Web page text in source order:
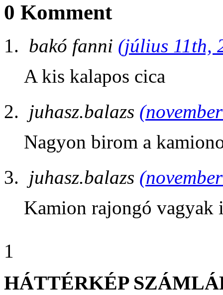
0 Komment
bakó fanni (július 11th,
A kis kalapos cica
juhasz.balazs
Nagyon birom a
juhasz.balazs
Kamion rajongó vagyak
1
HÁTTÉRKÉP